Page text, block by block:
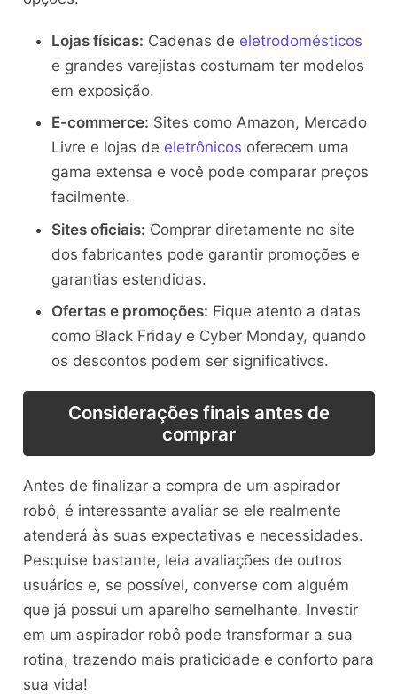
Lojas físicas: Cadenas de eletrodomésticos
e grandes varejistas costumam ter modelos
em exposição.
E-commerce: Sites como Amazon, Mercado
Livre e lojas de eletrônicos oferecem uma
gama extensa e você pode comparar preços
facilmente.
Sites oficiais: Comprar diretamente no site
dos fabricantes pode garantir promoções e
garantias estendidas.
Ofertas e promoções: Fique atento a datas
como Black Friday e Cyber Monday, quando
os descontos podem ser significativos.
Considerações finais antes de
comprar
Antes de finalizar a compra de um aspirador
robô, é interessante avaliar se ele realmente
atenderá às suas expectativas e necessidades.
Pesquise bastante, leia avaliações de outros
usuários e, se possível, converse com alguém
que já possui um aparelho semelhante. Investir
em um aspirador robô pode transformar a sua
rotina, trazendo mais praticidade e conforto para
sua vida!